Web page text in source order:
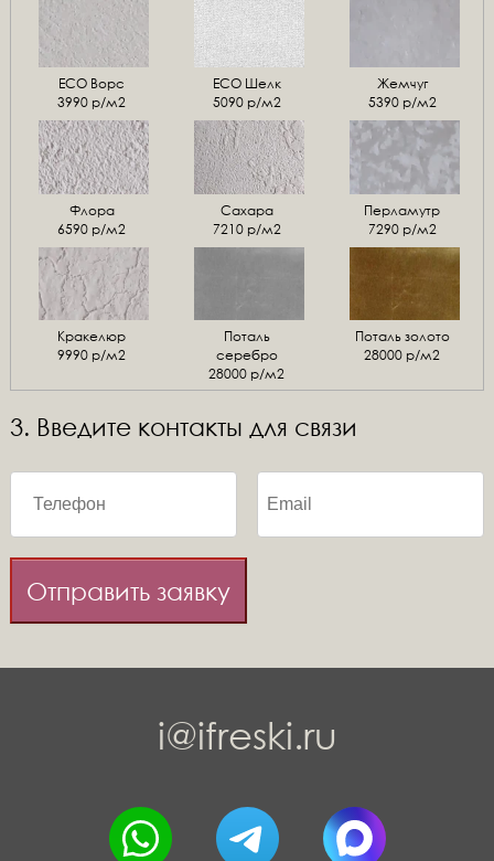
ЕСО Ворс
3990 р/м2
ЕСО Шелк
5090 р/м2
Жемчуг
5390 р/м2
Флора
6590 р/м2
Сахара
7210 р/м2
Перламутр
7290 р/м2
Кракелюр
9990 р/м2
Поталь
серебро
28000 р/м2
Поталь золото
28000 р/м2
3. Введите контакты для связи
Отправить заявку
i@ifreski.ru